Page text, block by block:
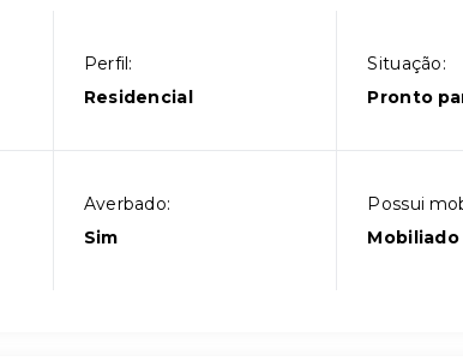
Perfil:
Residencial
Situação:
Pronto
Averbado:
Sim
Possui
Mobiliado